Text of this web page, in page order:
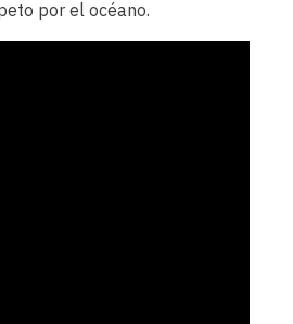
por el océano.